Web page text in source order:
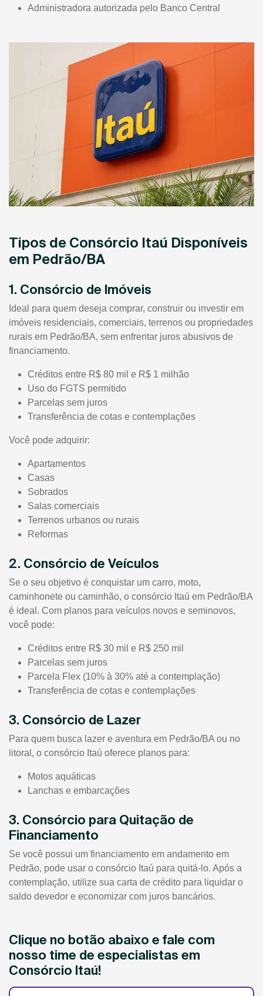
Administradora autorizada pelo Banco Central
Tipos de Consórcio Itaú Disponíveis
em Pedrão/BA
1. Consórcio de Imóveis
Ideal para quem deseja comprar, construir ou investir em
imóveis residenciais, comerciais, terrenos ou propriedades
rurais em Pedrão/BA, sem enfrentar juros abusivos de
financiamento.
Créditos entre R$ 80 mil e R$ 1 milhão
Uso do FGTS permitido
Parcelas sem juros
Transferência de cotas e contemplações
Você pode adquirir:
Apartamentos
Casas
Sobrados
Salas comerciais
Terrenos urbanos ou rurais
Reformas
2. Consórcio de Veículos
Se o seu objetivo é conquistar um carro, moto,
caminhonete ou caminhão, o consórcio Itaú em Pedrão/BA
é ideal. Com planos para veículos novos e seminovos,
você pode:
Créditos entre R$ 30 mil e R$ 250 mil
Parcelas sem juros
Parcela Flex (10% à 30% até a contemplação)
Transferência de cotas e contemplações
3. Consórcio de Lazer
Para quem busca lazer e aventura em Pedrão/BA ou no
litoral, o consórcio Itaú oferece planos para:
Motos aquáticas
Lanchas e embarcações
3. Consórcio para Quitação de
Financiamento
Se você possui um financiamento em andamento em
Pedrão, pode usar o consórcio Itaú para quitá-lo. Após a
contemplação, utilize sua carta de crédito para liquidar o
saldo devedor e economizar com juros bancários.
Clique no botão abaixo e fale com
nosso time de especialistas em
Consórcio Itaú!